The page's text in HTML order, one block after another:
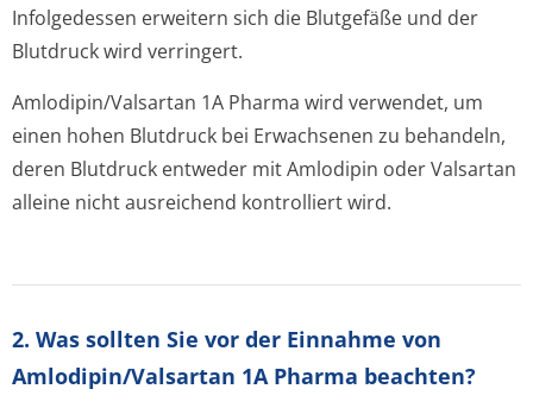
Infolgedessen erweitern sich die Blutgefäße und der
Blutdruck wird verringert.
Amlodipin/Valsartan 1A Pharma wird verwendet, um
einen hohen Blutdruck bei Erwachsenen zu behandeln,
deren Blutdruck entweder mit Amlodipin oder Valsartan
alleine nicht ausreichend kontrolliert wird.
2. Was sollten Sie vor der Einnahme von
Amlodipin/Valsartan 1A Pharma beachten?